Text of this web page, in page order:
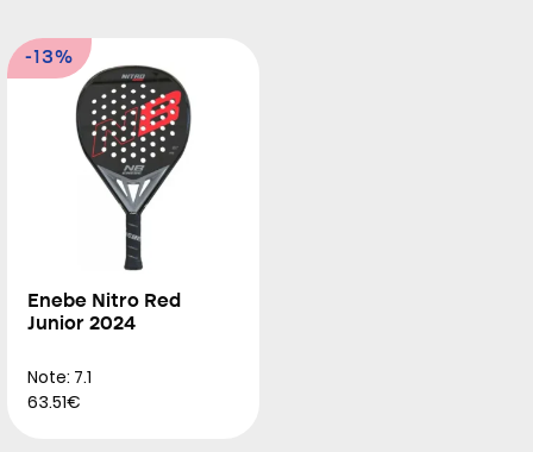
-13%
Enebe Nitro Red
Junior 2024
Note: 7.1
63.51€